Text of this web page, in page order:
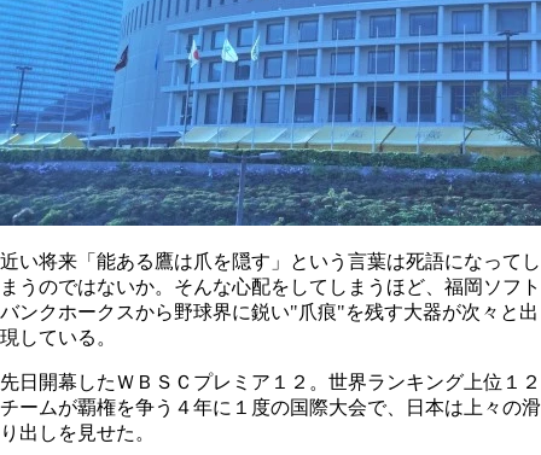
近い将来「能ある鷹は爪を隠す」という言葉は死語になってし
まうのではないか。そんな心配をしてしまうほど、福岡ソフト
バンクホークスから野球界に鋭い"爪痕"を残す大器が次々と出
現している。
先日開幕したＷＢＳＣプレミア１２。世界ランキング上位１２
チームが覇権を争う４年に１度の国際大会で、日本は上々の滑
り出しを見せた。